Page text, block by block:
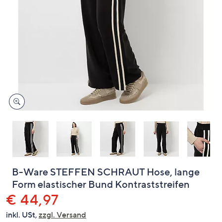
links
bzw.
diese
anzuzeigen.
B-Ware STEFFEN SCHRAUT Hose, lange
Form elastischer Bund Kontraststreifen
Gelöscht
€ 44,97
inkl. USt, zzgl. Versand